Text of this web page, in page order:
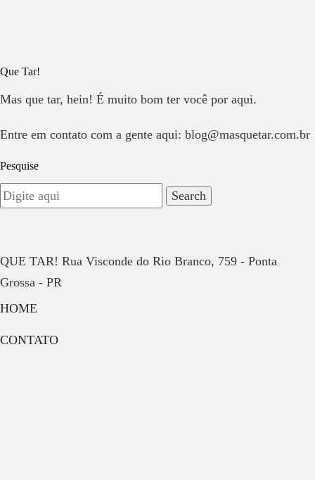
Que Tar!
Mas que tar, hein! É muito bom ter você por aqui.
Entre em contato com a gente aqui: blog@masquetar.com.br
Pesquise
QUE TAR! Rua Visconde do Rio Branco, 759 - Ponta
Grossa - PR
HOME
CONTATO